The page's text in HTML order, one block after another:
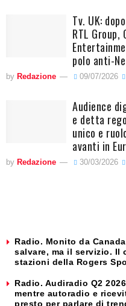
Tv. UK:
RTL Group,
polo anti-
by Redazione 09/07/2026
Audience
e detta
unico e
avanti in
by Redazione 30/03/2026
Radio. Monito da
salvare, ma il servizio. Il
stazioni della Rogers
Radio. Audiradio Q2
mentre autoradio e
presto per parlare di